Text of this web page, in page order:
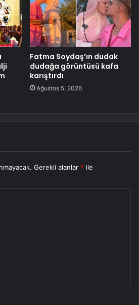
Fatma Soydaş’ın dudak
dudağa görüntüsü kafa
karıştırdı
Ağustos 5, 2026
Gerekli alanlar * ile